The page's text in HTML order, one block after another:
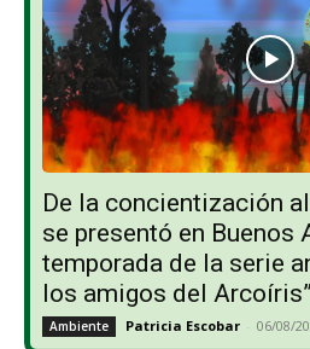
De la concientización
se presentó en Buenos
temporada de la serie
los amigos del Arcoíris”
Ambiente Patricia Escobar - 06/08/